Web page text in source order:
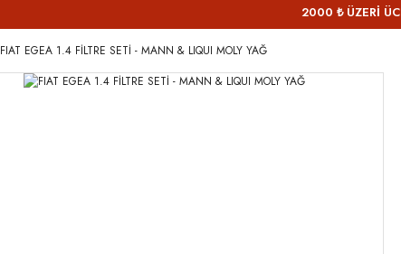
2000 ₺ ÜZERİ
FIAT EGEA 1.4 FİLTRE SETİ - MANN & LIQUI MOLY YAĞ